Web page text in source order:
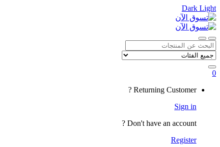
Dark Light
Skip
to
navigation
Skip
to
content
Open
CloseSearch
for:
0
Returning Customer ?
Sign in
Don't have an account ?
Register